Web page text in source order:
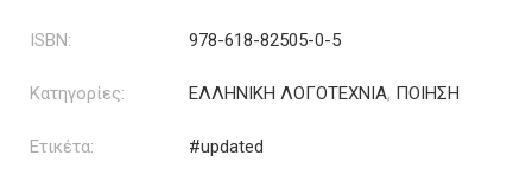
ISBN: 978-618-82505-0-5
Κατηγορίες: ΕΛΛΗΝΙΚΗ ΛΟΓΟΤΕΧΝΙΑ, ΠΟΙΗΣΗ
Ετικέτα: #updated